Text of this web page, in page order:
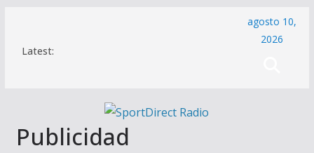
contenido
Latest:
agosto 10,
2026
Publicidad